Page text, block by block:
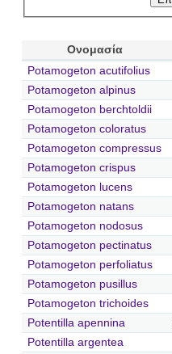
Ονομασία
Potamogeton acutifolius
Potamogeton alpinus
Potamogeton berchtoldii
Potamogeton coloratus
Potamogeton compressus
Potamogeton crispus
Potamogeton lucens
Potamogeton natans
Potamogeton nodosus
Potamogeton pectinatus
Potamogeton perfoliatus
Potamogeton pusillus
Potamogeton trichoides
Potentilla apennina
Potentilla argentea